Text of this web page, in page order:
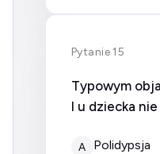
Pytanie 15
Typowym
I u dziecka
A polidypsja